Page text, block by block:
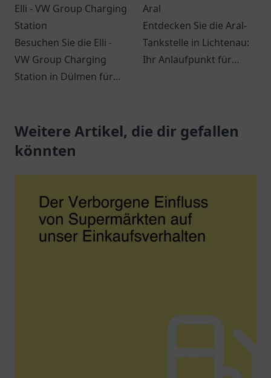
Elli - VW Group Charging
Station
Besuchen Sie die Elli -
VW Group Charging
Station in Dülmen für
Elektrofahrzeuge.
Aral
Entdecken Sie die Aral-
Tankstelle in Lichtenau:
Ihr Anlaufpunkt für
Reisen.
Weitere Artikel, die dir gefallen
könnten